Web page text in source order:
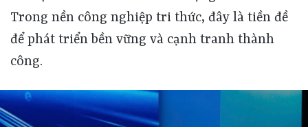
Trong nền công nghiệp tri thức, đây là tiền đề
để phát triển bền vững và cạnh tranh thành
công.